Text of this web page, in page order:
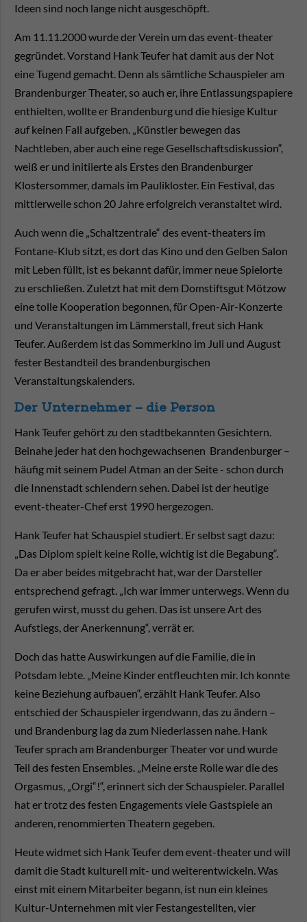
Ideen sind noch lange nicht ausgeschöpft.
Am 11.11.2000 wurde der Verein um das event-theater
gegründet. Vorstand Hank Teufer hat damit aus der Not
eine Tugend gemacht. Denn als sämtliche Schauspieler am
Brandenburger Theater, so auch er, ihre Entlassungspapiere
enthielten, wollte er Brandenburg und die hiesige Kultur
auf keinen Fall aufgeben. „Künstler bewegen das
Nachtleben, aber auch eine rege Gesellschaftsdiskussion“,
weiß er und initiierte als Erstes den Brandenburger
Klostersommer, damals im Paulikloster. Ein Festival, das
mittlerweile schon 20 Jahre erfolgreich veranstaltet wird.
Auch wenn die „Schaltzentrale“ des event-theaters im
Fontane-Klub sitzt, es dort das Kino und den Gelben Salon
mit Leben füllt, ist es bekannt dafür, immer neue Spielorte
zu erschließen. Zuletzt hat mit dem Domstiftsgut Mötzow
eine tolle Kooperation begonnen, für Open-Air-Konzerte
und Veranstaltungen im Lämmerstall, freut sich Hank
Teufer. Außerdem ist das Sommerkino im Juli und August
fester Bestandteil des brandenburgischen
Veranstaltungskalenders.
Der Unternehmer – die Person
Hank Teufer gehört zu den stadtbekannten Gesichtern.
Beinahe jeder hat den hochgewachsenen Brandenburger –
häufig mit seinem Pudel Atman an der Seite - schon durch
die Innenstadt schlendern sehen. Dabei ist der heutige
event-theater-Chef erst 1990 hergezogen.
Hank Teufer hat Schauspiel studiert. Er selbst sagt dazu:
„Das Diplom spielt keine Rolle, wichtig ist die Begabung“.
Da er aber beides mitgebracht hat, war der Darsteller
entsprechend gefragt. „Ich war immer unterwegs. Wenn du
gerufen wirst, musst du gehen. Das ist unsere Art des
Aufstiegs, der Anerkennung“, verrät er.
Doch das hatte Auswirkungen auf die Familie, die in
Potsdam lebte. „Meine Kinder entfleuchten mir. Ich konnte
keine Beziehung aufbauen“, erzählt Hank Teufer. Also
entschied der Schauspieler irgendwann, das zu ändern –
und Brandenburg lag da zum Niederlassen nahe. Hank
Teufer sprach am Brandenburger Theater vor und wurde
Teil des festen Ensembles. „Meine erste Rolle war die des
Orgasmus, „Orgi“!“, erinnert sich der Schauspieler. Parallel
hat er trotz des festen Engagements viele Gastspiele an
anderen, renommierten Theatern gegeben.
Heute widmet sich Hank Teufer dem event-theater und will
damit die Stadt kulturell mit- und weiterentwickeln. Was
einst mit einem Mitarbeiter begann, ist nun ein kleines
Kultur-Unternehmen mit vier Festangestellten, vier